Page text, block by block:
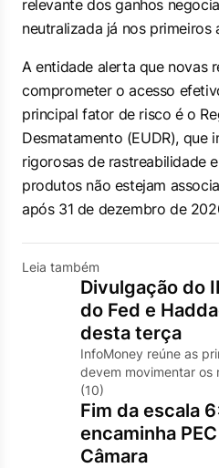
relevante dos ganhos
neutralizada já nos primeiros
A entidade alerta que novas
comprometer o acesso
principal fator de risco é o
Desmatamento (EUDR), que
rigorosas de rastreabilidade
produtos não estejam
após 31 de dezembro de
Leia também
Divulgação do
do Fed e
desta terça
InfoMoney reúne as
devem movimentar os
(10)
Fim da escala
encaminha
Câmara